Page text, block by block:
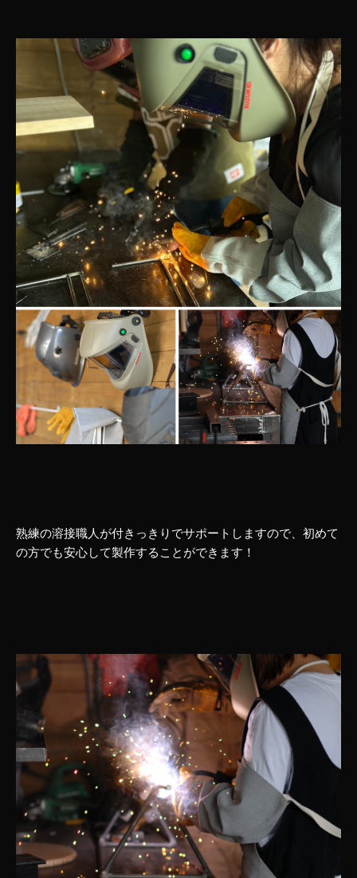
熟練の溶接職人が付きっきりでサポートしますので、初めて
の方でも安心して製作することができます！